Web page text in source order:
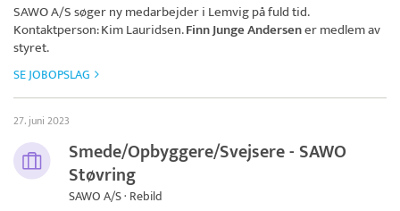
SAWO A/Ssøger ny medarbejder i Lemvig på fuld tid.
Kontaktperson: Kim Lauridsen.Finn Junge Andersener medlem av
styret.
SE JOBOPSLAG
27. juni 2023
Smede/Opbyggere/Svejsere - SAWO
Støvring
SAWO A/S · Rebild